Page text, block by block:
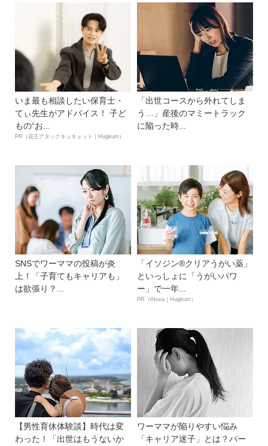
いま最も相談したい保育士・
てぃ先生がアドバイス！ 子ど
もの“お...
PR（花王アタックキュキュット｜Hugkum）
「出世コースから外れてしま
う…」産後のマミートラック
に陥った時...
SNSでワーママの投稿が炎
上！「子育てもキャリアも」
は欲張り？...
「イソジン®クリアうがい薬」
といっしょに「うがいパワ
ー」で一年...
PR（iNova｜Hugkum）
【男性育休体験談】時代は変
わった！「出世はもうないか
ワーママが陥りやすい悩み
「キャリア迷子」とは？パー